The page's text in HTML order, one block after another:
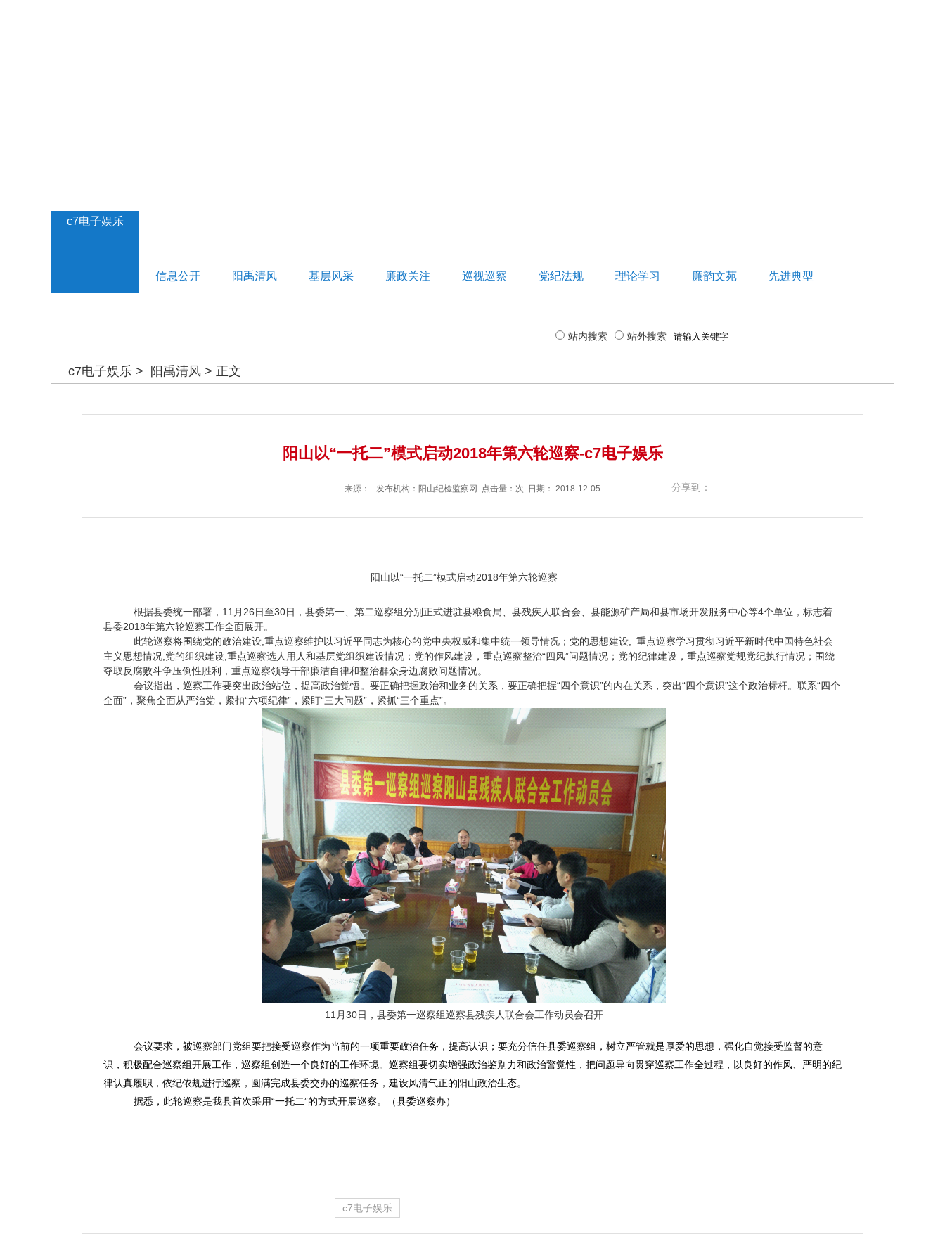
c7电子娱乐
信息公开 阳禹清风 基层风采 廉政关注 巡视巡察 党纪法规 理论学习 廉韵文苑 先进典型
站内搜索 站外搜索
c7电子娱乐 > 阳禹清风 > 正文
阳山以“一托二”模式启动2018年第六轮巡察-c7电子娱乐
来源： 发布机构： 阳山纪检监察网 点击量：次 日期： 2018-12-05 分享到：
阳山以“一托二”模式启动2018年第六轮巡察
根据县委统一部署，11月26日至30日，县委第一、第二巡察组分别正式进驻县粮食局、县残疾人联合会、县能源矿产局和县市场开发服务中心等4个单位，标志着
县委2018年第六轮巡察工作全面展开。
此轮巡察将围绕党的政治建设,重点巡察维护以习近平同志为核心的党中央权威和集中统一领导情况；党的思想建设, 重点巡察学习贯彻习近平新时代中国特色社会
主义思想情况;党的组织建设,重点巡察选人用人和基层党组织建设情况；党的作风建设，重点巡察整治“四风”问题情况；党的纪律建设，重点巡察党规党纪执行情况；围绕
夺取反腐败斗争压倒性胜利，重点巡察领导干部廉洁自律和整治群众身边腐败问题情况。
会议指出，巡察工作要突出政治站位，提高政治觉悟。要正确把握政治和业务的关系，要正确把握“四个意识”的内在关系，突出“四个意识”这个政治标杆。联系“四个
全面”，聚焦全面从严治党，紧扣“六项纪律”，紧盯“三大问题”，紧抓“三个重点”。
11月30日，县委第一巡察组巡察县残疾人联合会工作动员会召开
会议要求，被巡察部门党组要把接受巡察作为当前的一项重要政治任务，提高认识；要充分信任县委巡察组，树立严管就是厚爱的思想，强化自觉接受监督的意
识，积极配合巡察组开展工作，巡察组创造一个良好的工作环境。巡察组要切实增强政治鉴别力和政治警觉性，把问题导向贯穿巡察工作全过程，以良好的作风、严明的纪
律认真履职，依纪依规进行巡察，圆满完成县委交办的巡察任务，建设风清气正的阳山政治生态。
据悉，此轮巡察是我县首次采用“一托二”的方式开展巡察。（县委巡察办）
c7电子娱乐